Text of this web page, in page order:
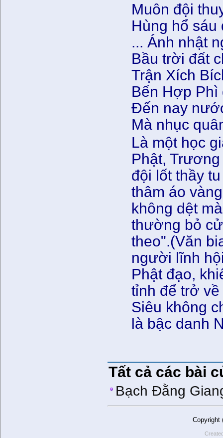
Muôn đội
Hùng hổ
... Ánh nhật
Bầu trời đất
Trận Xích
Bến Hợp Phì
Đến nay
Mà nhục
Là một học
Phật,
đội lốt thầy
thâm áo
không dệt
thường bỏ
theo".(Văn
người lĩnh
Phật đạo,
tỉnh để trở
Siêu không
là bậc danh
Tất cả các bài
Bạch Đằng
Copyright